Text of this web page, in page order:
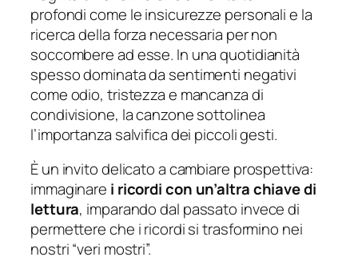
profondi come le insicurezze personali e la
ricerca della forza necessaria per non
soccombere ad esse. In una quotidianità
spesso dominata da sentimenti negativi
come odio, tristezza e mancanza di
condivisione, la canzone sottolinea
l’importanza salvifica dei piccoli gesti.
È un invito delicato a cambiare prospettiva:
immaginare i ricordi con un’altra chiave di
lettura, imparando dal passato invece di
permettere che i ricordi si trasformino nei
nostri “veri mostri”.